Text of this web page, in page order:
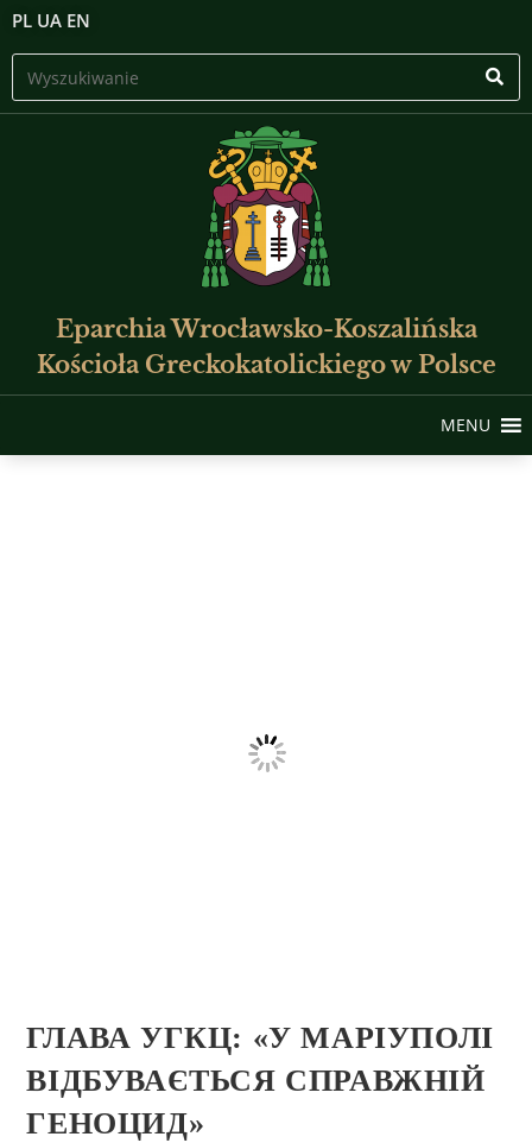
PL UA EN
Eparchia Wrocławsko-Koszalińska
Kościoła Greckokatolickiego w Polsce
MENU
ГЛАВА УГКЦ: «У МАРІУПОЛІ
ВІДБУВАЄТЬСЯ СПРАВЖНІЙ
ГЕНОЦИД»